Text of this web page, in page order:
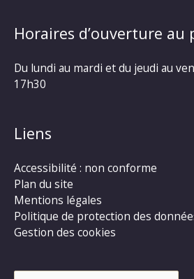
Horaires d’ouverture au
Du lundi au mardi et du jeudi au
17h30
Liens
Accessibilité : non conforme
Plan du site
Mentions légales
Politique de protection des
Gestion des cookies